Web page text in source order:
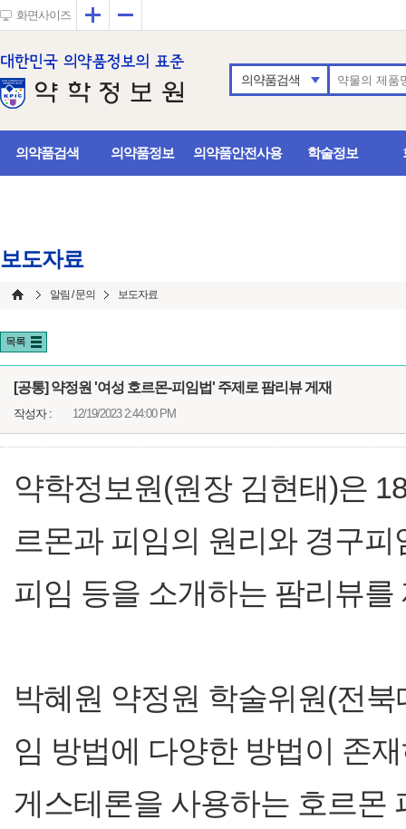
화면사이즈 확대
의약품검색
의약품검색 의약품정보 의약품안전사용 학술정보
보도자료
알림 / 문의 보도자료
목록
[공통] 약정원 '여성 호르몬-피임법' 주제로 팜리뷰 게재
작성자 : 12/19/2023 2:44:00 PM
약학정보원(원장 김현태)은
르몬과 피임의 원리와 경구
피임 등을 소개하는 팜리뷰
박혜원 약정원 학술위원(전
임 방법에 다양한 방법이 존
게스테론을 사용하는 호르몬